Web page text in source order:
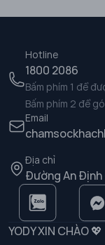
Hotline
1800 2086
Bấm phím 1 để
Bấm phím 2 để
Email
Địa chỉ
Đường An Định
YODY XIN CHÀO 💖